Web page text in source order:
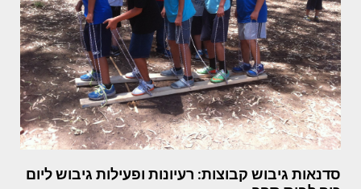
סדנאות גיבוש קבוצות: רעיונות ופעילות גיבוש ליום